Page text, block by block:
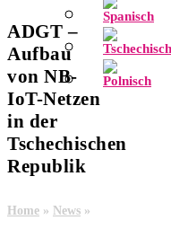
ADGT –
Aufbau
von NB-
IoT-Netzen
in der
Tschechischen
Republik
Home » News »